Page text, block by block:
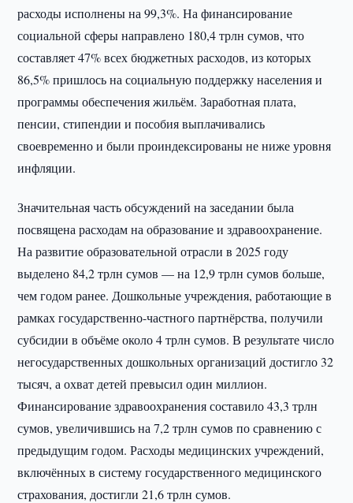
расходы исполнены на 99,3%. На финансирование
социальной сферы направлено 180,4 трлн сумов, что
составляет 47% всех бюджетных расходов, из которых
86,5% пришлось на социальную поддержку населения и
программы обеспечения жильём. Заработная плата,
пенсии, стипендии и пособия выплачивались
своевременно и были проиндексированы не ниже уровня
инфляции.
Значительная часть обсуждений на заседании была
посвящена расходам на образование и здравоохранение.
На развитие образовательной отрасли в 2025 году
выделено 84,2 трлн сумов — на 12,9 трлн сумов больше,
чем годом ранее. Дошкольные учреждения, работающие в
рамках государственно-частного партнёрства, получили
субсидии в объёме около 4 трлн сумов. В результате число
негосударственных дошкольных организаций достигло 32
тысяч, а охват детей превысил один миллион.
Финансирование здравоохранения составило 43,3 трлн
сумов, увеличившись на 7,2 трлн сумов по сравнению с
предыдущим годом. Расходы медицинских учреждений,
включённых в систему государственного медицинского
страхования, достигли 21,6 трлн сумов.